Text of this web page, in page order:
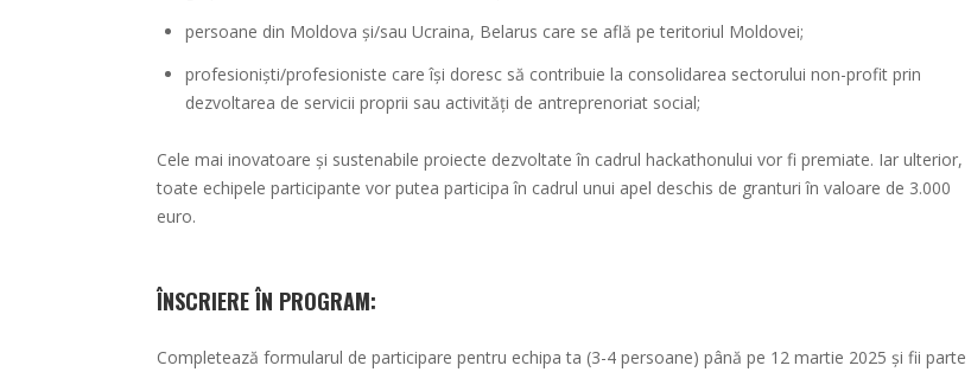
persoane din Moldova și/sau Ucraina, Belarus care se află pe teritoriul Moldovei;
profesioniști/profesioniste care își doresc să contribuie la consolidarea sectorului non-profit prin
dezvoltarea de servicii proprii sau activități de antreprenoriat social;
Cele mai inovatoare și sustenabile proiecte dezvoltate în cadrul hackathonului vor fi premiate. Iar ulterior,
toate echipele participante vor putea participa în cadrul unui apel deschis de granturi în valoare de 3.000
euro.
ÎNSCRIERE ÎN PROGRAM:
Completează formularul de participare pentru echipa ta (3-4 persoane) până pe 12 martie 2025 și fii parte